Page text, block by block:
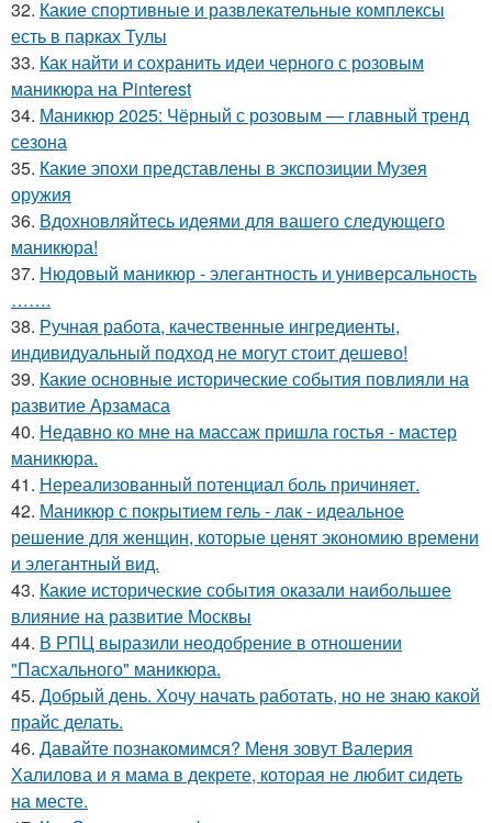
32. Какие спортивные и развлекательные комплексы
есть в парках Тулы
33. Как найти и сохранить идеи черного с розовым
маникюра на Pinterest
34. Маникюр 2025: Чёрный с розовым — главный тренд
сезона
35. Какие эпохи представлены в экспозиции Музея
оружия
36. Вдохновляйтесь идеями для вашего следующего
маникюра!
37. Нюдовый маникюр - элегантность и универсальность
…….
38. Ручная работа, качественные ингредиенты,
индивидуальный подход не могут стоит дешево!
39. Какие основные исторические события повлияли на
развитие Арзамаса
40. Недавно ко мне на массаж пришла гостья - мастер
маникюра.
41. Нереализованный потенциал боль причиняет.
42. Маникюр с покрытием гель - лак - идеальное
решение для женщин, которые ценят экономию времени
и элегантный вид.
43. Какие исторические события оказали наибольшее
влияние на развитие Москвы
44. В РПЦ выразили неодобрение в отношении
"Пасхального" маникюра.
45. Добрый день. Хочу начать работать, но не знаю какой
прайс делать.
46. Давайте познакомимся? Меня зовут Валерия
Халилова и я мама в декрете, которая не любит сидеть
на месте.